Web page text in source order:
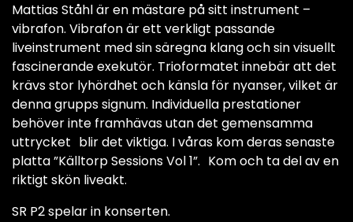
Mattias Ståhl är en mästare på sitt instrument –
vibrafon. Vibrafon är ett verkligt passande
liveinstrument med sin säregna klang och sin visuellt
fascinerande exekutör. Trioformatet innebär att det
krävs stor lyhördhet och känsla för nyanser, vilket är
denna grupps signum. Individuella prestationer
behöver inte framhävas utan det gemensamma
uttrycket blir det viktiga. I våras kom deras senaste
platta ”Källtorp Sessions Vol 1”. Kom och ta del av en
riktigt skön liveakt.
SR P2 spelar in konserten.